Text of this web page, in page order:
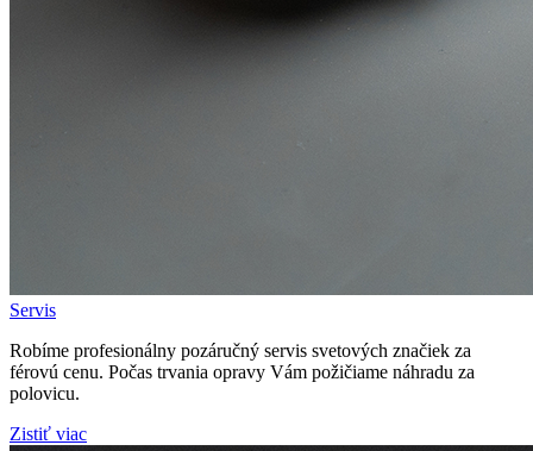
Servis
Robíme profesionálny pozáručný servis svetových značiek za
férovú cenu. Počas trvania opravy Vám požičiame náhradu za
polovicu.
Zistiť viac